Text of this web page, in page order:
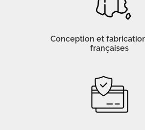
Conception et
françaises